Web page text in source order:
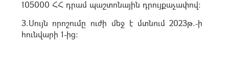
105000 ՀՀ դրամ պաշտոնային դրույքաչափով:
3.Սույն որոշումը ուժի մեջ է մտնում 2023թ.-ի
հունվարի 1-ից: